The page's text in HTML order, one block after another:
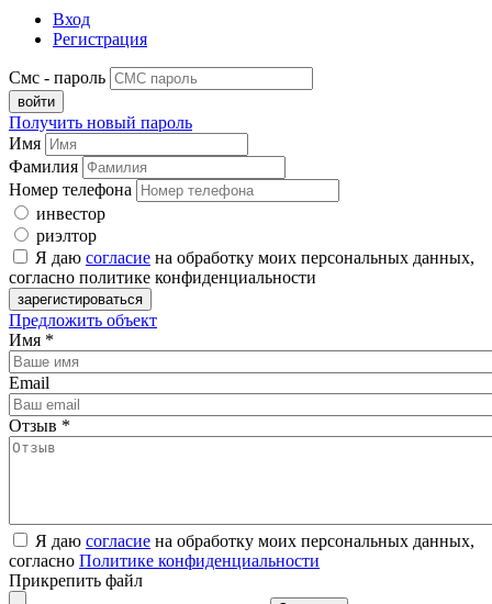
Вход
Регистрация
Смс - пароль
Получить новый пароль
Имя
Фамилия
Номер телефона
инвестор
риэлтор
Я даю согласие на обработку моих персональных данных,
согласно политике конфиденциальности
Предложить объект
Имя *
Email
Отзыв *
Я даю согласие на обработку моих персональных данных,
согласно Политике конфиденциальности
Прикрепить файл